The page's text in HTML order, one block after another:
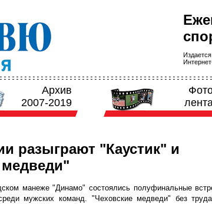
Архив
2007-2019
разыграют "Каустик" и
медведи"
манеже "Динамо" состоялись полуфинальные
мужских команд. "Чеховские медведи" без